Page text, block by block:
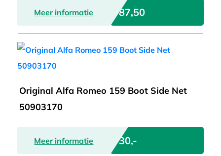
Meer informatie € 87,50
Original Alfa Romeo 159 Boot Side Net
50903170
Meer informatie € 30,-